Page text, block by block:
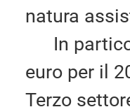
natura
In
euro per il
Terzo